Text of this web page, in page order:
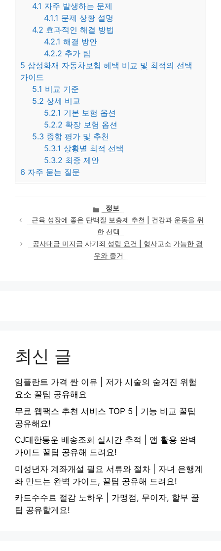
4.1 자주 발생하는 문제
4.1.1 문제 상황 설명
4.2 효과적인 해결 방법
4.2.1 해결 방안
4.2.2 추가 팁
5 삼성화재 자동차보험 혜택 비교 및 최적의 선택
가이드
5.1 비교 기준
5.2 상세 비교
5.2.1 기본 보험 옵션
5.2.2 확장 보험 옵션
5.3 종합 평가 및 추천
5.3.1 상황별 최적 선택
5.3.2 최종 제안
6 자주 묻는 질문
카
테
고
리
정보
근육 성장에 좋은 단백질 보충제 추천 | 건강과 운동을 위
한 선택
공사대금 미지급 사기죄 성립 요건 | 형사고소 가능한 경
우와 증거
최신 글
임플란트 가격 싼 이유 | 저가 시술의 숨겨진 위험
요소 꿀팁 공유해요
무료 웹팩스 추천 서비스 TOP 5 | 기능 비교 꿀팁
공유해요!
CJ대한통운 배송조회 실시간 추적 | 앱 활용 완벽
가이드 꿀팁 공유해 드려요!
미성년자 계좌개설 필요 서류와 절차 | 자녀 은행계
좌 만드는 완벽 가이드, 꿀팁 공유해 드려요!
카드수수료 절감 노하우 | 가맹점, 무이자, 할부 꿀
팁 공유할게요!